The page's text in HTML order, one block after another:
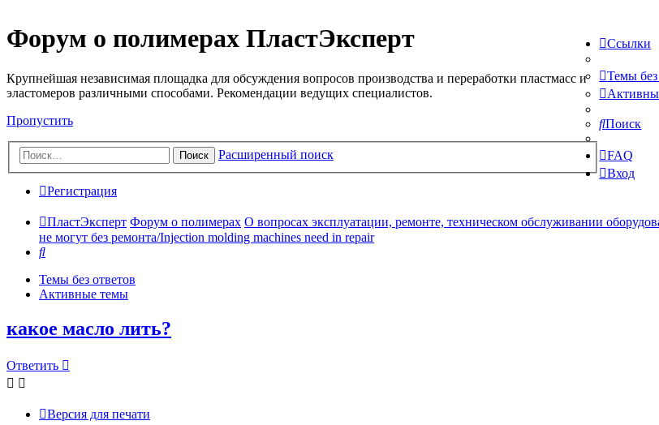
Форум о полимерах ПластЭксперт
Крупнейшая независимая площадка для обсуждения вопросов производства и переработки пластмасс и
эластомеров различными способами. Рекомендации ведущих специалистов.
Пропустить
Поиск Расширенный поиск
Ссылки
Темы без
Поиск
FAQ
Вход
Регистрация
ПластЭксперт Форум о полимерах О вопросах эксплуатации, ремонте, техническом обслуживании
не могут без ремонта/Injection molding machines need in repair
Поиск
Темы без ответов
Активные темы
какое масло лить?
Ответить
Версия для печати